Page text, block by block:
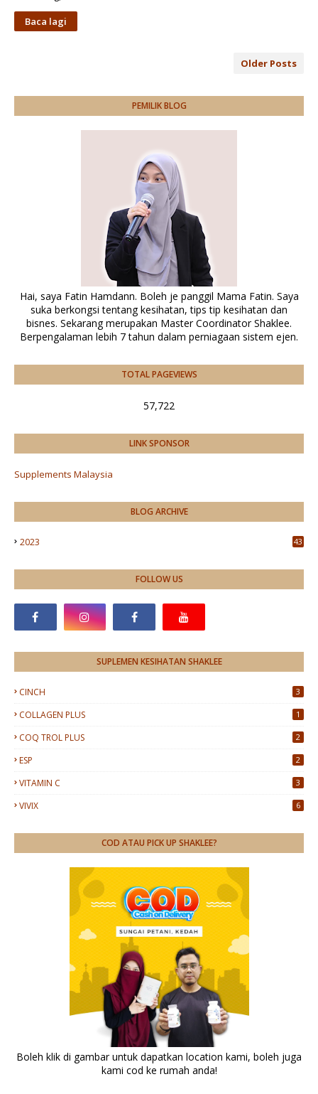
Baca lagi
Older Posts
PEMILIK BLOG
Hai, saya Fatin Hamdann. Boleh je panggil Mama Fatin. Saya
suka berkongsi tentang kesihatan, tips tip kesihatan dan
bisnes. Sekarang merupakan Master Coordinator Shaklee.
Berpengalaman lebih 7 tahun dalam perniagaan sistem ejen.
TOTAL PAGEVIEWS
57,722
LINK SPONSOR
Supplements Malaysia
BLOG ARCHIVE
2023 43
FOLLOW US
SUPLEMEN KESIHATAN SHAKLEE
CINCH 3
COLLAGEN PLUS 1
COQ TROL PLUS 2
ESP 2
VITAMIN C 3
VIVIX 6
COD ATAU PICK UP SHAKLEE?
Boleh klik di gambar untuk dapatkan location kami, boleh juga
kami cod ke rumah anda!